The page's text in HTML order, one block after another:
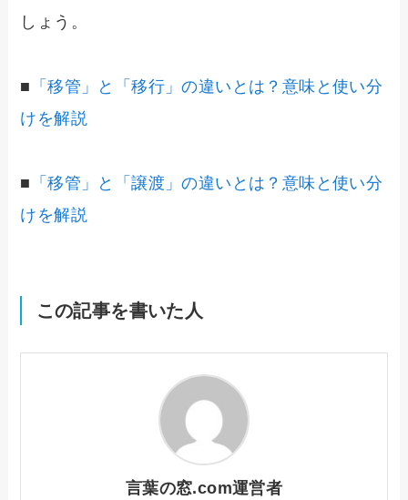
しょう。
■ 「移管」と「移行」の違いとは？意味と使い分
けを解説
■ 「移管」と「譲渡」の違いとは？意味と使い分
けを解説
この記事を書いた人
言葉の窓.com運営者